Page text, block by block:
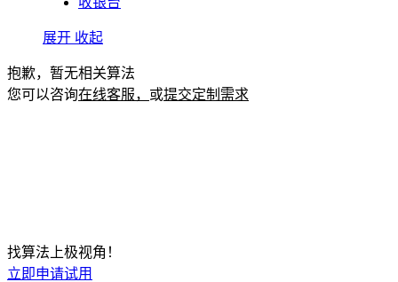
展开 收起
抱歉，暂无相关算法
您可以咨询在线客服， 或提交定制需求
找算法上极视角！
立即申请试用